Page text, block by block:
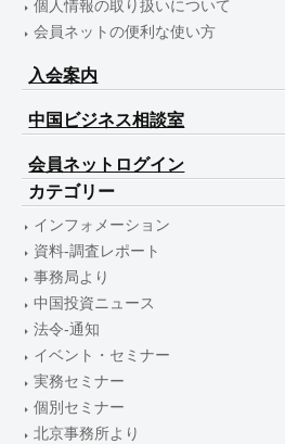
個人情報の取り扱いについて
会員ネットの便利な使い方
入会案内
中国ビジネス相談室
会員ネットログイン
カテゴリー
インフォメーション
資料-調査レポート
事務局より
中国投資ニュース
法令-通知
イベント・セミナー
実務セミナー
個別セミナー
北京事務所より